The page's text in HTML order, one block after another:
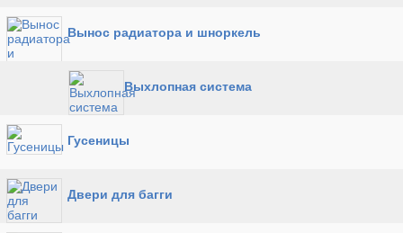
Вынос радиатора и шноркель
Выхлопная система
Гусеницы
Двери для багги